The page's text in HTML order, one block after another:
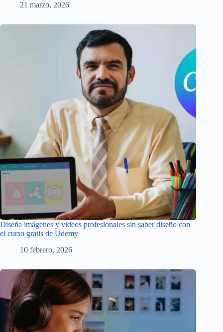
21 marzo, 2026
Diseña imágenes y videos profesionales sin saber diseño con
el curso gratis de Udemy
10 febrero, 2026